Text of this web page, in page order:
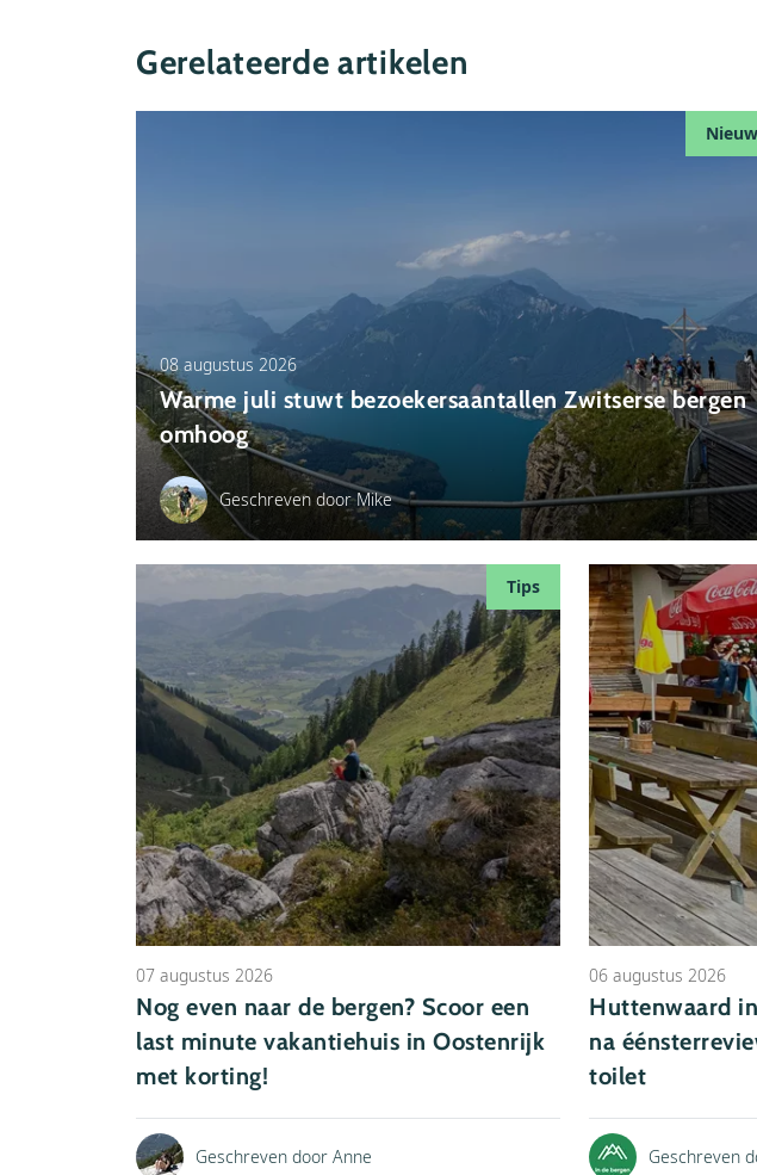
Gerelateerde artikelen
08 augustus 2026
Warme juli stuwt bezoekersaantallen Zwitserse bergen
omhoog
Geschreven door Mike
Tips
07 augustus 2026
Nog even naar de bergen? Scoor een
last minute vakantiehuis in Oostenrijk
met korting!
Geschreven door Anne
06 augustus 2026
Huttenwaard
na
toilet
Geschreven